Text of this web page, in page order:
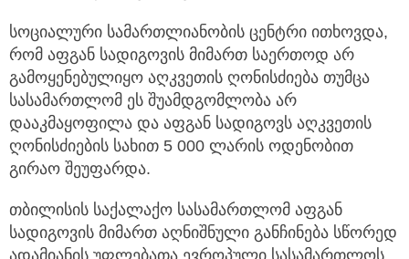
სასამართლოსთვის მიემართა.
სოციალური სამართლიანობის ცენტრი ითხოვდა,
რომ აფგან სადიგოვის მიმართ საერთოდ არ
გამოყენებულიყო აღკვეთის ღონისძიება თუმცა
სასამართლომ ეს შუამდგომლობა არ
დააკმაყოფილა და აფგან სადიგოვს აღკვეთის
ღონისძიების სახით 5 000 ლარის ოდენობით
გირაო შეუფარდა.
თბილისის საქალაქო სასამართლომ აფგან
სადიგოვის მიმართ აღნიშნული განჩინება სწორედ